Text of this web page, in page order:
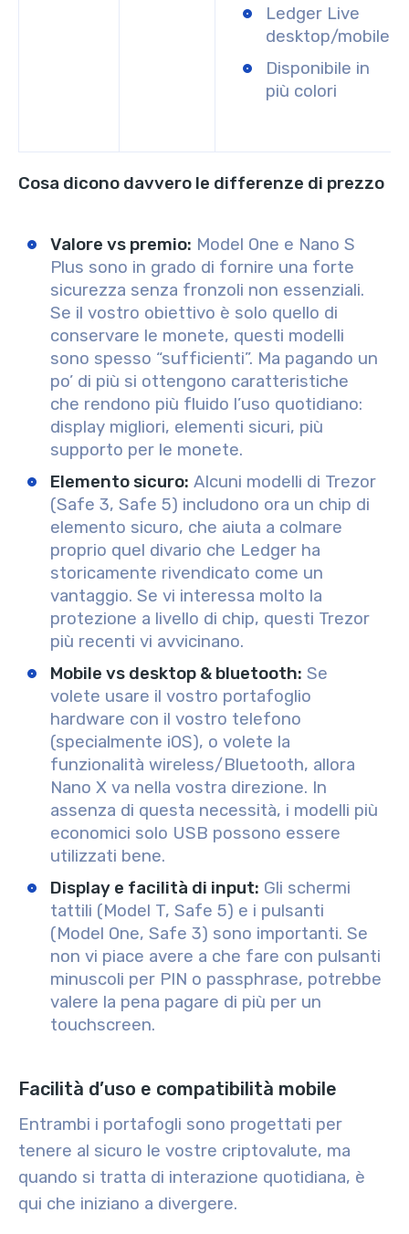
Ledger Live
desktop/mobile
Disponibile in
più colori
Cosa dicono davvero le differenze di prezzo
Valore vs premio: Model One e Nano S
Plus sono in grado di fornire una forte
sicurezza senza fronzoli non essenziali.
Se il vostro obiettivo è solo quello di
conservare le monete, questi modelli
sono spesso “sufficienti”. Ma pagando un
po’ di più si ottengono caratteristiche
che rendono più fluido l’uso quotidiano:
display migliori, elementi sicuri, più
supporto per le monete.
Elemento sicuro: Alcuni modelli di Trezor
(Safe 3, Safe 5) includono ora un chip di
elemento sicuro, che aiuta a colmare
proprio quel divario che Ledger ha
storicamente rivendicato come un
vantaggio. Se vi interessa molto la
protezione a livello di chip, questi Trezor
più recenti vi avvicinano.
Mobile vs desktop & bluetooth: Se
volete usare il vostro portafoglio
hardware con il vostro telefono
(specialmente iOS), o volete la
funzionalità wireless/Bluetooth, allora
Nano X va nella vostra direzione. In
assenza di questa necessità, i modelli più
economici solo USB possono essere
utilizzati bene.
Display e facilità di input: Gli schermi
tattili (Model T, Safe 5) e i pulsanti
(Model One, Safe 3) sono importanti. Se
non vi piace avere a che fare con pulsanti
minuscoli per PIN o passphrase, potrebbe
valere la pena pagare di più per un
touchscreen.
Facilità d’uso e compatibilità mobile
Entrambi i portafogli sono progettati per
tenere al sicuro le vostre criptovalute, ma
quando si tratta di interazione quotidiana, è
qui che iniziano a divergere.